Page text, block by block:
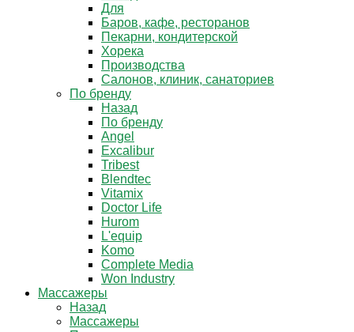
Для
Баров, кафе, ресторанов
Пекарни, кондитерской
Хорека
Производства
Салонов, клиник, санаториев
По бренду
Назад
По бренду
Angel
Excalibur
Tribest
Blendtec
Vitamix
Doctor Life
Hurom
L'equip
Komo
Complete Media
Won Industry
Массажеры
Назад
Массажеры